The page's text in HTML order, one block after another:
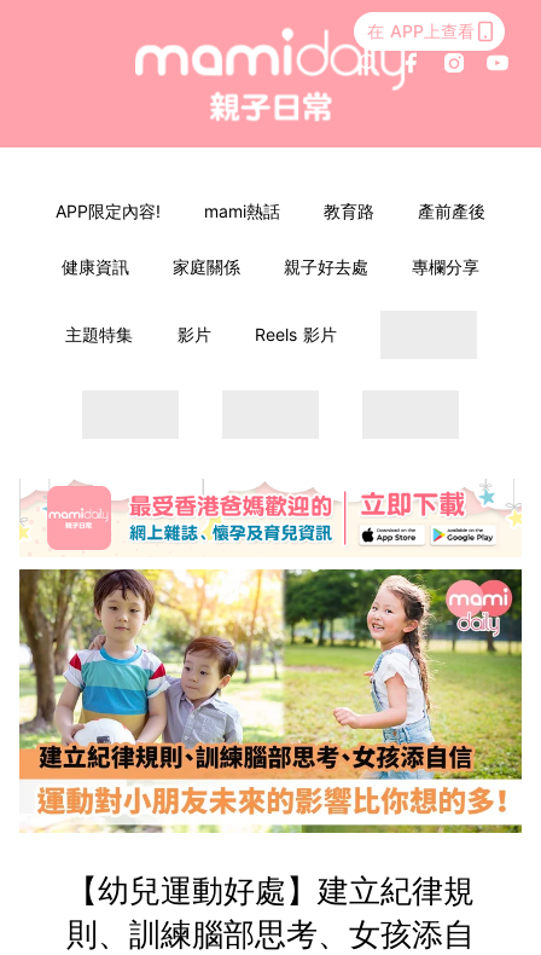
在 APP上查看
APP限定內容! mami熱話 教育路 產前產後
健康資訊 家庭關係 親子好去處 專欄分享
主題特集 影片 Reels 影片
【幼兒運動好處】建立紀律規
則、訓練腦部思考、女孩添自